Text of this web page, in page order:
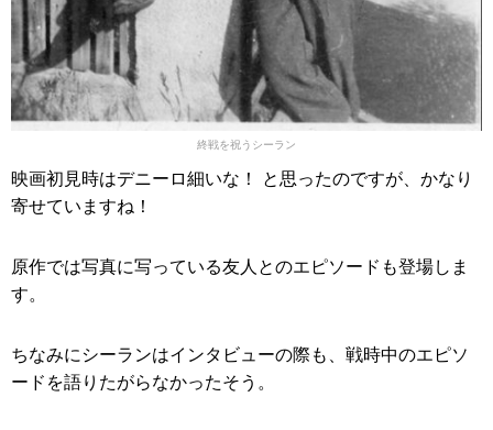
終戦を祝うシーラン
映画初見時はデニーロ細いな！ と思ったのですが、かなり
寄せていますね！
原作では写真に写っている友人とのエピソードも登場しま
す。
ちなみにシーランはインタビューの際も、戦時中のエピソ
ードを語りたがらなかったそう。